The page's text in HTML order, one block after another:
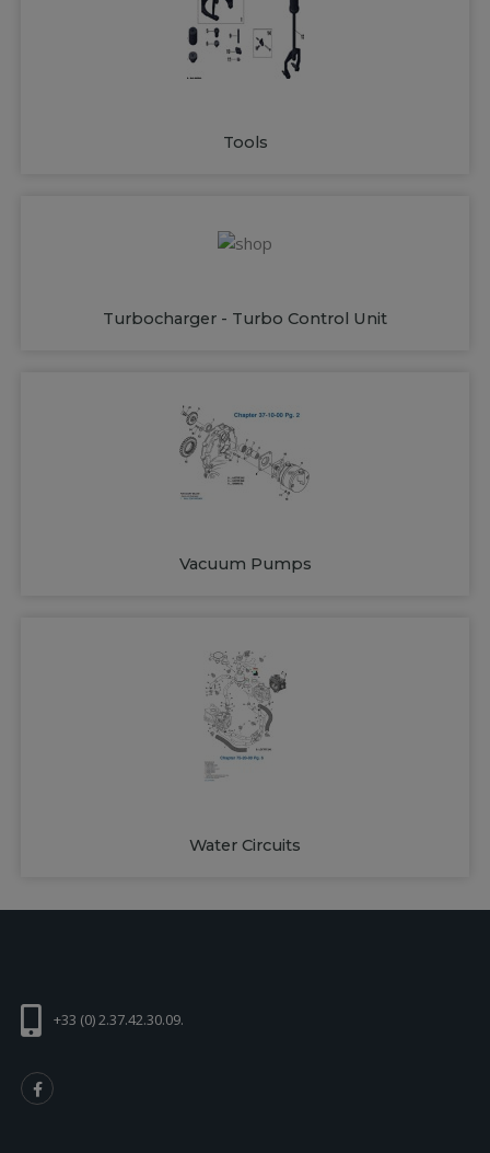
Tools
Turbocharger - Turbo Control Unit
Vacuum Pumps
Water Circuits
+33 (0) 2.37.42.30.09.